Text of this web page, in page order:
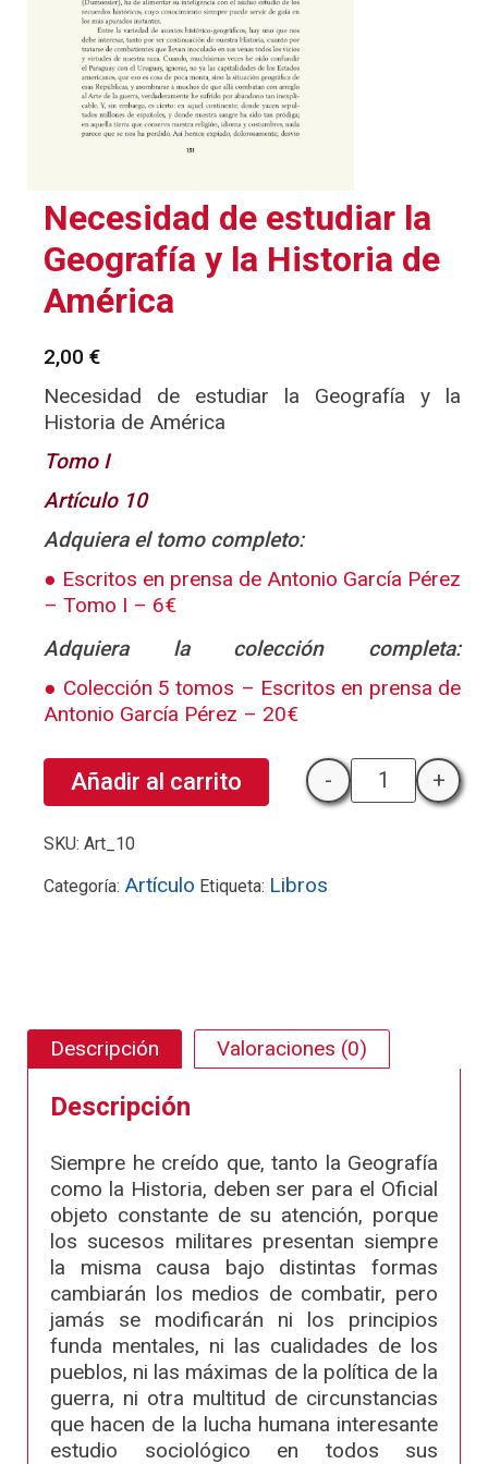
Necesidad de estudiar la
Geografía y la Historia de
América
2,00 €
Necesidad de estudiar la Geografía y la
Historia de América
Tomo I
Artículo 10
Adquiera el tomo completo:
Escritos en prensa de Antonio García Pérez
– Tomo I – 6€
Adquiera la colección completa:
Colección 5 tomos – Escritos en prensa de
Antonio García Pérez – 20€
Necesidad
- +
Añadir al carrito
SKU: Art_10
Categoría: Artículo Etiqueta: Libros
Descripción Valoraciones (0)
Descripción
Siempre he creído que, tanto la Geografía
como la Historia, deben ser para el Oficial
objeto constante de su atención, porque
los sucesos militares presentan siempre
la misma causa bajo distintas formas
cambiarán los medios de combatir, pero
jamás se modificarán ni los principios
funda mentales, ni las cualidades de los
pueblos, ni las máximas de la política de la
guerra, ni otra multitud de circunstancias
que hacen de la lucha humana interesante
estudio sociológico en todos sus